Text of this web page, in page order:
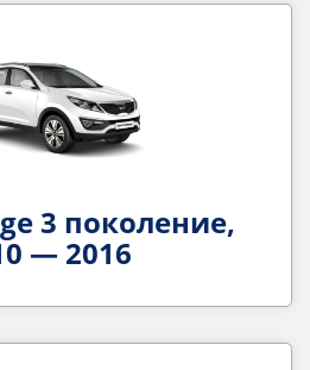
3 поколение,
— 2016